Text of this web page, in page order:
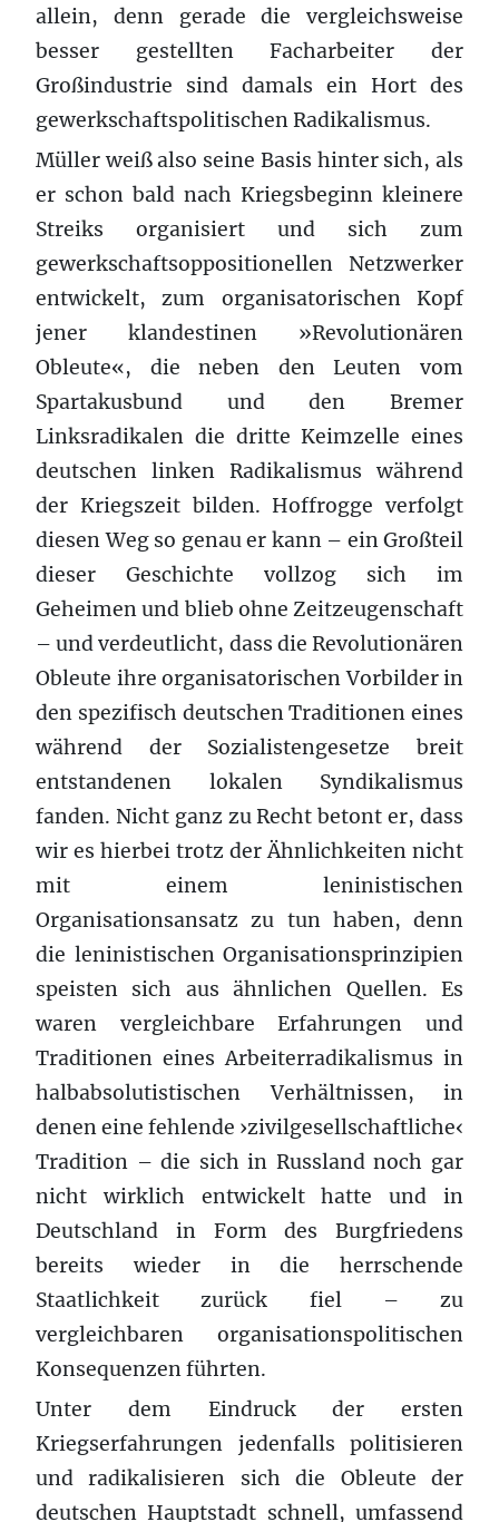
allein, denn gerade die vergleichsweise
besser gestellten Facharbeiter der
Großindustrie sind damals ein Hort des
gewerkschaftspolitischen Radikalismus.
Müller weiß also seine Basis hinter sich, als
er schon bald nach Kriegsbeginn kleinere
Streiks organisiert und sich zum
gewerkschaftsoppositionellen Netzwerker
entwickelt, zum organisatorischen Kopf
jener klandestinen »Revolutionären
Obleute«, die neben den Leuten vom
Spartakusbund und den Bremer
Linksradikalen die dritte Keimzelle eines
deutschen linken Radikalismus während
der Kriegszeit bilden. Hoffrogge verfolgt
diesen Weg so genau er kann – ein Großteil
dieser Geschichte vollzog sich im
Geheimen und blieb ohne Zeitzeugenschaft
– und verdeutlicht, dass die Revolutionären
Obleute ihre organisatorischen Vorbilder in
den spezifisch deutschen Traditionen eines
während der Sozialistengesetze breit
entstandenen lokalen Syndikalismus
fanden. Nicht ganz zu Recht betont er, dass
wir es hierbei trotz der Ähnlichkeiten nicht
mit einem leninistischen
Organisationsansatz zu tun haben, denn
die leninistischen Organisationsprinzipien
speisten sich aus ähnlichen Quellen. Es
waren vergleichbare Erfahrungen und
Traditionen eines Arbeiterradikalismus in
halbabsolutistischen Verhältnissen, in
denen eine fehlende ›zivilgesellschaftliche‹
Tradition – die sich in Russland noch gar
nicht wirklich entwickelt hatte und in
Deutschland in Form des Burgfriedens
bereits wieder in die herrschende
Staatlichkeit zurück fiel – zu
vergleichbaren organisationspolitischen
Konsequenzen führten.
Unter dem Eindruck der ersten
Kriegserfahrungen jedenfalls politisieren
und radikalisieren sich die Obleute der
deutschen Hauptstadt schnell, umfassend